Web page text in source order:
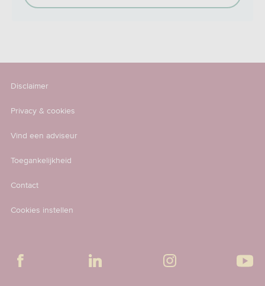
Disclaimer
Privacy & cookies
Vind een adviseur
Toegankelijkheid
Contact
Cookies instellen